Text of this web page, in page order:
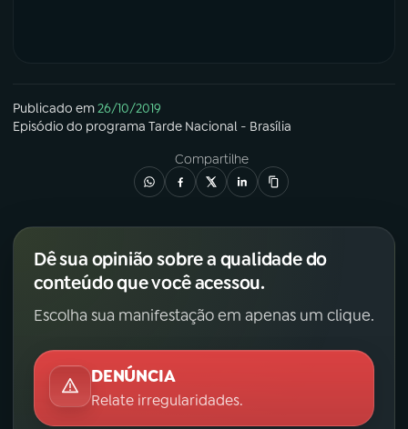
Publicado em26/10/2019
Episódio do programa Tarde Nacional - Brasília
Compartilhe
Dê sua opinião sobre a qualidade do
conteúdo que você acessou.
Escolha sua manifestação em apenas um clique.
DENÚNCIA
Relate irregularidades.